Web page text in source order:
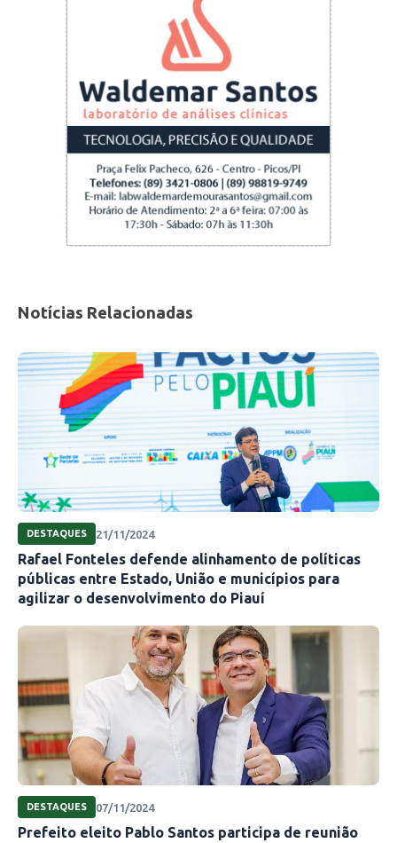
Notícias Relacionadas
DESTAQUES 21/11/2024
Rafael Fonteles defende alinhamento de políticas
públicas entre Estado, União e municípios para
agilizar o desenvolvimento do Piauí
DESTAQUES 07/11/2024
Prefeito eleito Pablo Santos participa de reunião